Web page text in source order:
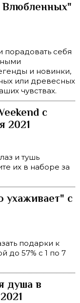
порадовать себя
и новинки,
или древесных
чувствах.
с
2021
и тушь
их в наборе за
с
подарки к
до 57% с 1 по 7
душа в